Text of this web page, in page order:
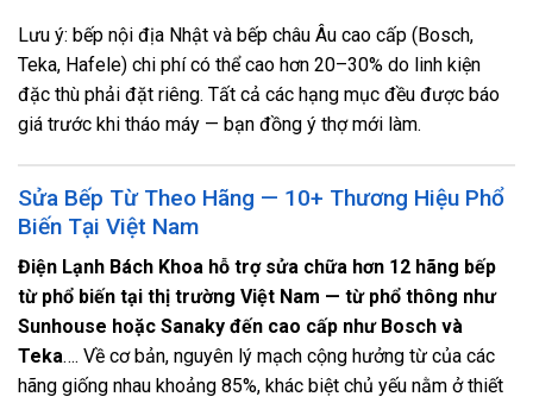
Lưu ý: bếp nội địa Nhật và bếp châu Âu cao cấp (Bosch,
Teka, Hafele) chi phí có thể cao hơn 20–30% do linh kiện
đặc thù phải đặt riêng. Tất cả các hạng mục đều được báo
giá trước khi tháo máy — bạn đồng ý thợ mới làm.
Sửa Bếp Từ Theo Hãng — 10+ Thương Hiệu Phổ
Biến Tại Việt Nam
Điện Lạnh Bách Khoa hỗ trợ sửa chữa hơn 12 hãng bếp
từ phổ biến tại thị trường Việt Nam — từ phổ thông như
Sunhouse hoặc Sanaky đến cao cấp như Bosch và
Teka…. Về cơ bản, nguyên lý mạch cộng hưởng từ của các
hãng giống nhau khoảng 85%, khác biệt chủ yếu nằm ở thiết